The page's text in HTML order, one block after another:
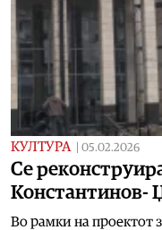
КУЛТУРА 05.02.2026
Се
Константинов-
Во рамки на проектот